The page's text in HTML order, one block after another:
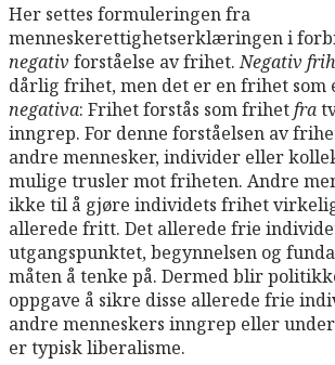
Her settes formuleringen fra
menneskerettighetserklæringen i
negativ forståelse av frihet.Negativ
dårlig frihet, men det er en frihet som
negativa: Frihet forstås som frihetfra
inngrep. For denne forståelsen av
andre mennesker, individer eller
mulige trusler mot friheten. Andre
ikke til å gjøre individets frihet
allerede fritt. Det allerede frie
utgangspunktet, begynnelsen og
måten å tenke på. Dermed blir
oppgave å sikre disse allerede frie
andre menneskers inngrep eller
er typisk liberalisme.